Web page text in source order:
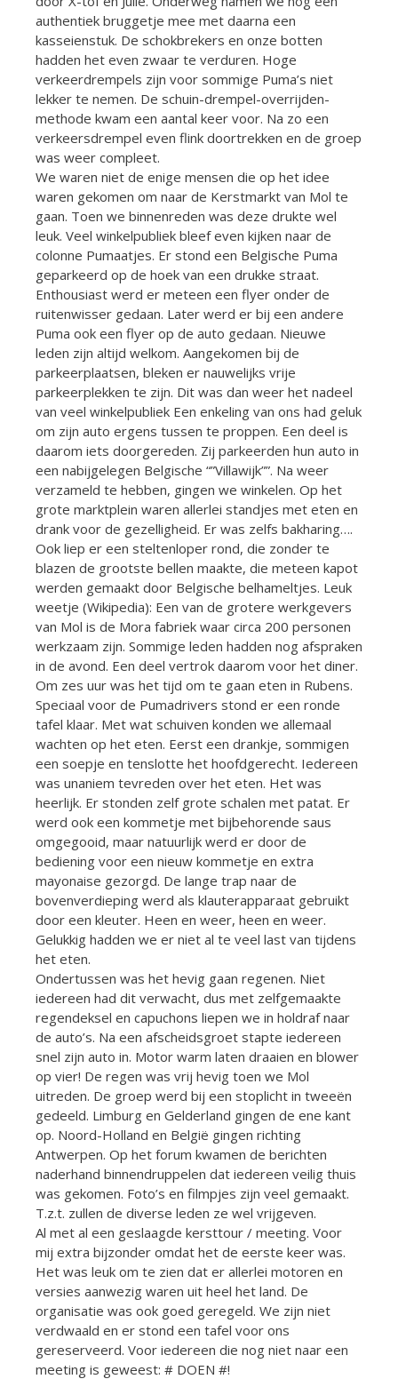
authentiek bruggetje mee met daarna een
kasseienstuk. De schokbrekers en onze botten
hadden het even zwaar te verduren. Hoge
verkeerdrempels zijn voor sommige Puma’s niet
lekker te nemen. De schuin-drempel-overrijden-
methode kwam een aantal keer voor. Na zo een
verkeersdrempel even flink doortrekken en de groep
was weer compleet.
We waren niet de enige mensen die op het idee
waren gekomen om naar de Kerstmarkt van Mol te
gaan. Toen we binnenreden was deze drukte wel
leuk. Veel winkelpubliek bleef even kijken naar de
colonne Pumaatjes. Er stond een Belgische Puma
geparkeerd op de hoek van een drukke straat.
Enthousiast werd er meteen een flyer onder de
ruitenwisser gedaan. Later werd er bij een andere
Puma ook een flyer op de auto gedaan. Nieuwe
leden zijn altijd welkom. Aangekomen bij de
parkeerplaatsen, bleken er nauwelijks vrije
parkeerplekken te zijn. Dit was dan weer het nadeel
van veel winkelpubliek Een enkeling van ons had geluk
om zijn auto ergens tussen te proppen. Een deel is
daarom iets doorgereden. Zij parkeerden hun auto in
een nabijgelegen Belgische “”Villawijk””. Na weer
verzameld te hebben, gingen we winkelen. Op het
grote marktplein waren allerlei standjes met eten en
drank voor de gezelligheid. Er was zelfs bakharing….
Ook liep er een steltenloper rond, die zonder te
blazen de grootste bellen maakte, die meteen kapot
werden gemaakt door Belgische belhameltjes. Leuk
weetje (Wikipedia): Een van de grotere werkgevers
van Mol is de Mora fabriek waar circa 200 personen
werkzaam zijn. Sommige leden hadden nog afspraken
in de avond. Een deel vertrok daarom voor het diner.
Om zes uur was het tijd om te gaan eten in Rubens.
Speciaal voor de Pumadrivers stond er een ronde
tafel klaar. Met wat schuiven konden we allemaal
wachten op het eten. Eerst een drankje, sommigen
een soepje en tenslotte het hoofdgerecht. Iedereen
was unaniem tevreden over het eten. Het was
heerlijk. Er stonden zelf grote schalen met patat. Er
werd ook een kommetje met bijbehorende saus
omgegooid, maar natuurlijk werd er door de
bediening voor een nieuw kommetje en extra
mayonaise gezorgd. De lange trap naar de
bovenverdieping werd als klauterapparaat gebruikt
door een kleuter. Heen en weer, heen en weer.
Gelukkig hadden we er niet al te veel last van tijdens
het eten.
Ondertussen was het hevig gaan regenen. Niet
iedereen had dit verwacht, dus met zelfgemaakte
regendeksel en capuchons liepen we in holdraf naar
de auto’s. Na een afscheidsgroet stapte iedereen
snel zijn auto in. Motor warm laten draaien en blower
op vier! De regen was vrij hevig toen we Mol
uitreden. De groep werd bij een stoplicht in tweeën
gedeeld. Limburg en Gelderland gingen de ene kant
op. Noord-Holland en België gingen richting
Antwerpen. Op het forum kwamen de berichten
naderhand binnendruppelen dat iedereen veilig thuis
was gekomen. Foto’s en filmpjes zijn veel gemaakt.
T.z.t. zullen de diverse leden ze wel vrijgeven.
Al met al een geslaagde kersttour / meeting. Voor
mij extra bijzonder omdat het de eerste keer was.
Het was leuk om te zien dat er allerlei motoren en
versies aanwezig waren uit heel het land. De
organisatie was ook goed geregeld. We zijn niet
verdwaald en er stond een tafel voor ons
gereserveerd. Voor iedereen die nog niet naar een
meeting is geweest: # DOEN #!